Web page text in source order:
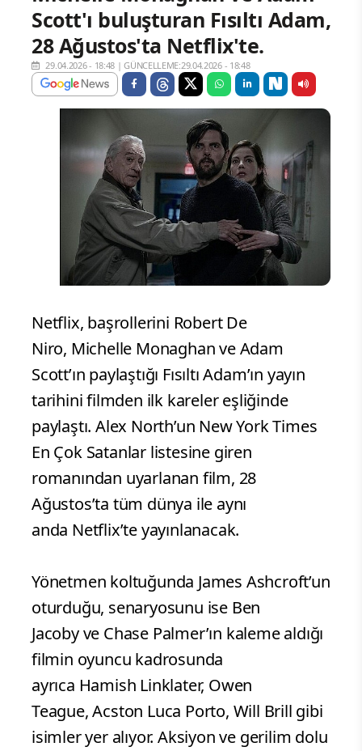
Scott'ı buluşturan Fısıltı Adam,
28 Ağustos'ta Netflix'te.
29.04.2026 - 18:48 |GÜNCELLEME:29.04.2026 - 18:48
Netflix, başrollerini Robert De
Niro, Michelle Monaghan ve Adam
Scott’ın paylaştığı Fısıltı Adam’ın yayın
tarihini filmden ilk kareler eşliğinde
paylaştı. Alex North’un New York Times
En Çok Satanlar listesine giren
romanından uyarlanan film, 28
Ağustos’ta tüm dünya ile aynı
anda Netflix’te yayınlanacak.
Yönetmen koltuğunda James Ashcroft’un
oturduğu, senaryosunu ise Ben
Jacoby ve Chase Palmer’ın kaleme aldığı
filmin oyuncu kadrosunda
ayrıca Hamish Linklater, Owen
Teague, Acston Luca Porto, Will Brill gibi
isimler yer alıyor. Aksiyon ve gerilim dolu